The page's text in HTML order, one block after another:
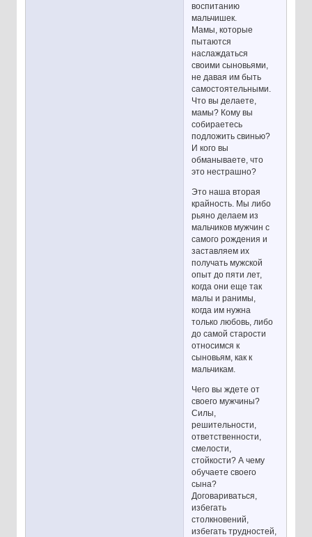
воспитанию
мальчишек.
Мамы, которые
пытаются
наслаждаться
своими сыновьями,
не давая им быть
самостоятельными.
Что вы делаете,
мамы? Кому вы
собираетесь
подложить свинью?
И кого вы
обманываете, что
это нестрашно?
Это наша вторая
крайность. Мы либо
рьяно делаем из
мальчиков мужчин с
самого рождения и
заставляем их
получать мужской
опыт до пяти лет,
когда они еще так
малы и ранимы,
когда им нужна
только любовь, либо
до самой старости
относимся к
сыновьям, как к
мальчикам.
Чего вы ждете от
своего мужчины?
Силы,
решительности,
ответственности,
смелости,
стойкости? А чему
обучаете своего
сына?
Договариваться,
избегать
столкновений,
избегать трудностей,